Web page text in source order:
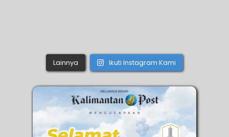
Lainnya Ikuti Instagram Kami